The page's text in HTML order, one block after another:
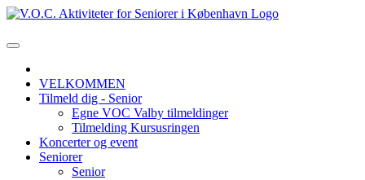
VELKOMMEN
Tilmeld dig - Senior
Egne VOC Valby tilmeldinger
Tilmelding Kursusringen
Koncerter og event
Seniorer
Senior